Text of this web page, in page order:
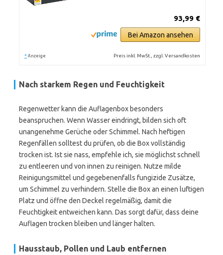
93,99 €
Bei Amazon ansehen
* Anzeige Preis inkl. MwSt., zzgl. Versandkosten
Nach starkem Regen und Feuchtigkeit
Regenwetter kann die Auflagenbox besonders
beanspruchen. Wenn Wasser eindringt, bilden sich oft
unangenehme Gerüche oder Schimmel. Nach heftigen
Regenfällen solltest du prüfen, ob die Box vollständig
trocken ist. Ist sie nass, empfehle ich, sie möglichst schnell
zu entleeren und von innen zu reinigen. Nutze milde
Reinigungsmittel und gegebenenfalls fungizide Zusätze,
um Schimmel zu verhindern. Stelle die Box an einen luftigen
Platz und öffne den Deckel regelmäßig, damit die
Feuchtigkeit entweichen kann. Das sorgt dafür, dass deine
Auflagen trocken bleiben und länger halten.
Hausstaub, Pollen und Laub entfernen